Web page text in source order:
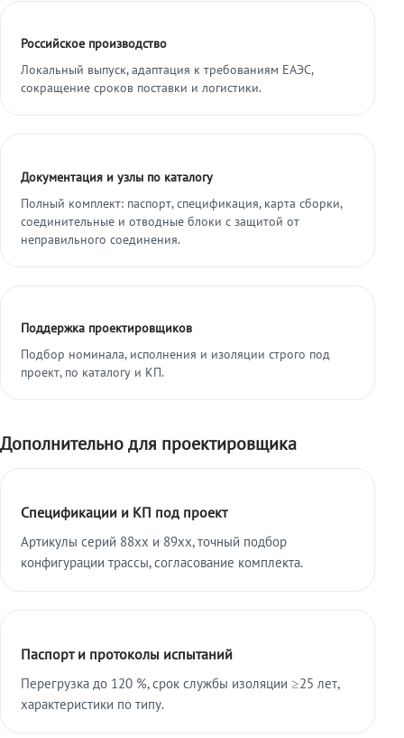
Российское производство
Локальный выпуск, адаптация к требованиям ЕАЭС,
сокращение сроков поставки и логистики.
Документация и узлы по каталогу
Полный комплект: паспорт, спецификация, карта сборки,
соединительные и отводные блоки с защитой от
неправильного соединения.
Поддержка проектировщиков
Подбор номинала, исполнения и изоляции строго под
проект, по каталогу и КП.
Дополнительно для проектировщика
Спецификации и КП под проект
Артикулы серий 88xx и 89xx, точный подбор
конфигурации трассы, согласование комплекта.
Паспорт и протоколы испытаний
Перегрузка до 120 %, срок службы изоляции ≥25 лет,
характеристики по типу.